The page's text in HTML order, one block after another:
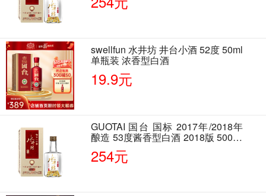
swellfun 水井坊 井台小酒 52度 50ml
单瓶装 浓香型白酒
19.9元
GUOTAI 国台 国标 2017年/2018年
酿造 53度酱香型白酒 2018版 500ml
单瓶装
254元